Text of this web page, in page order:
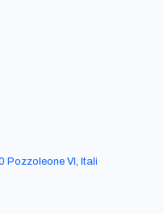
Pozzoleone VI, Itali